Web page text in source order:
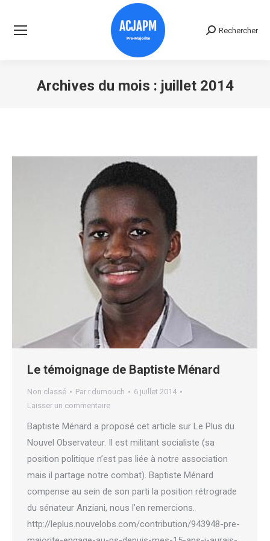
Recherche
Rechercher
Archives du mois : juillet 2014
Le témoignage de Baptiste Ménard
Non classé Par r.dumouch
6 juillet 2014
Laisser un commentaire
Baptiste Ménard a proposé cet article sur Le Plus du
Nouvel Observateur. Il est militant socialiste (sa
position politique n’est pas liée à notre association
mais il partage notre combat). Baptiste Ménard
compense au sein de son parti la position rétrograde
du sénateur Anziani, nous l’en remercions.
http://leplus.nouvelobs.com/contribution/943948-pre-